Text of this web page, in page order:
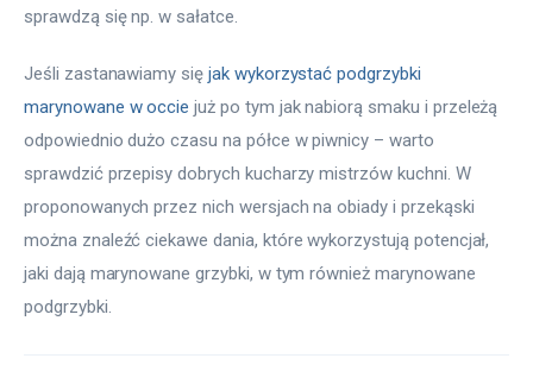
sprawdzą się np. w sałatce.
Jeśli zastanawiamy się jak wykorzystać podgrzybki
marynowane w occie już po tym jak nabiorą smaku i przeleżą
odpowiednio dużo czasu na półce w piwnicy – warto
sprawdzić przepisy dobrych kucharzy mistrzów kuchni. W
proponowanych przez nich wersjach na obiady i przekąski
można znaleźć ciekawe dania, które wykorzystują potencjał,
jaki dają marynowane grzybki, w tym również marynowane
podgrzybki.